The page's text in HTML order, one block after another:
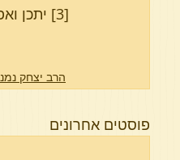
[3] יתכן ואפילו בפחות אבל נקטנו לרווחא דמילתא.
הרב יצחק
פוסטים אחרונים